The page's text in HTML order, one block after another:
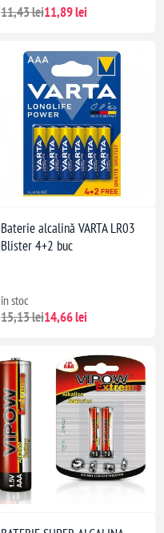
11,43 lei11,89 lei
Baterie alcalină VARTA LR03
Blister 4+2 buc
în stoc
15,13 lei14,66 lei